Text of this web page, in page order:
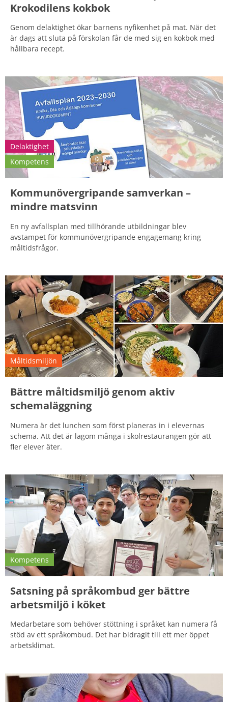
Krokodilens kokbok
Genom delaktighet ökar barnens nyfikenhet på mat. När det
är dags att sluta på förskolan får de med sig en kokbok med
hållbara recept.
Delaktighet
Kompetens
Kommunövergripande samverkan –
mindre matsvinn
En ny avfallsplan med tillhörande utbildningar blev
avstampet för kommunövergripande engagemang kring
måltidsfrågor.
Måltidsmiljön
Bättre måltidsmiljö genom aktiv
schemaläggning
Numera är det lunchen som först planeras in i elevernas
schema. Att det är lagom många i skolrestaurangen gör att
fler elever äter.
Kompetens
Satsning på språkombud ger bättre
arbetsmiljö i köket
Medarbetare som behöver stöttning i språket kan numera få
stöd av ett språkombud. Det har bidragit till ett mer öppet
arbetsklimat.